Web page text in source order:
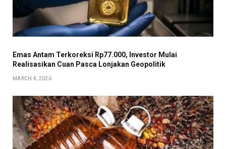
Emas Antam Terkoreksi Rp77.000, Investor Mulai
Realisasikan Cuan Pasca Lonjakan Geopolitik
MARCH 4, 2026